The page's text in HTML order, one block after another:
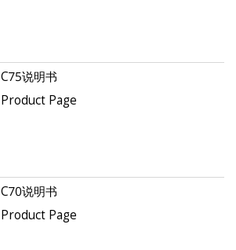
C75说明书
Product Page
C70说明书
Product Page